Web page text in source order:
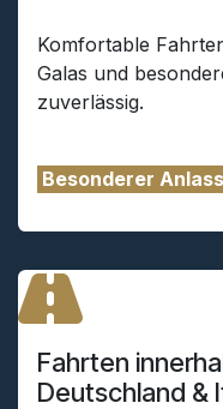
Komfortable
Galas und
zuverlässig.
Besonderer Anlass
Fahrten
Deutschland &